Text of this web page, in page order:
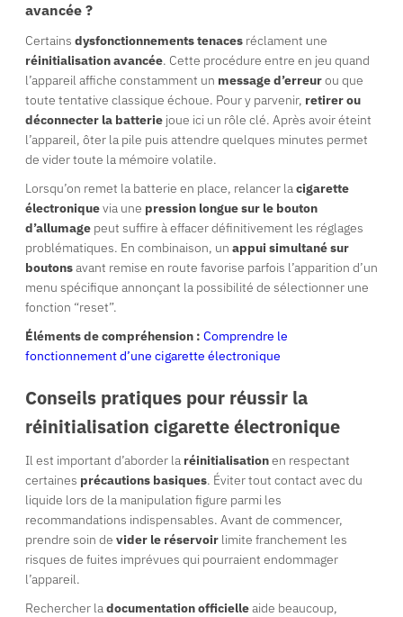
avancée ?
Certains dysfonctionnements tenaces réclament une
réinitialisation avancée. Cette procédure entre en jeu quand
l’appareil affiche constamment un message d’erreurou que
toute tentative classique échoue. Pour y parvenir, retirer ou
déconnecter la batterie joue ici un rôle clé. Après avoir éteint
l’appareil, ôter la pile puis attendre quelques minutes permet
de vider toute la mémoire volatile.
Lorsqu’on remet la batterie en place, relancer lacigarette
électroniquevia une pression longue sur le bouton
d’allumage peut suffire à effacer définitivement les réglages
problématiques. En combinaison, un appui simultané sur
boutonsavant remise en route favorise parfois l’apparition d’un
menu spécifique annonçant la possibilité de sélectionner une
fonction “reset”.
Éléments de compréhension : Comprendre le
fonctionnement d’une cigarette électronique
Conseils pratiques pour réussir la
réinitialisation cigarette électronique
Il est important d’aborder la réinitialisationen respectant
certaines précautions basiques. Éviter tout contact avec du
liquide lors de la manipulation figure parmi les
recommandations indispensables. Avant de commencer,
prendre soin de vider le réservoir limite franchement les
risques de fuites imprévues qui pourraient endommager
l’appareil.
Rechercher ladocumentation officielleaide beaucoup,